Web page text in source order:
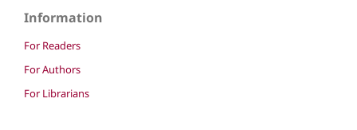
Information
For Readers
For Authors
For Librarians